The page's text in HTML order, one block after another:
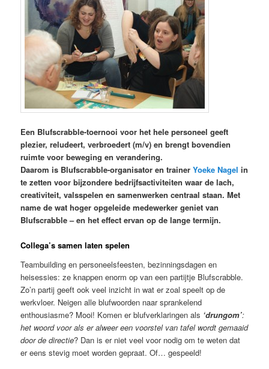
Een Blufscrabble-toernooi voor het hele personeel geeft
plezier, reludeert, verbroedert (m/v) en brengt bovendien
ruimte voor beweging en verandering.
Daarom is Blufscrabble-organisator en trainerYoeke Nagel in
te zetten voor bijzondere bedrijfsactiviteiten waar de lach,
creativiteit, valsspelen en samenwerken centraal staan. Met
name de wat hoger opgeleide medewerker geniet van
Blufscrabble – en het effect ervan op de lange termijn.
Collega’s samen laten spelen
Teambuilding en personeelsfeesten, bezinningsdagen en
heisessies: ze knappen enorm op van een partijtje Blufscrabble.
Zo’n partij geeft ook veel inzicht in wat er zoal speelt op de
werkvloer. Neigen alle blufwoorden naar sprankelend
enthousiasme? Mooi! Komen er blufverklaringen als ‘drungom’:
het woord voor als er alweer een voorstel van tafel wordt gemaaid
door de directie? Dan is er niet veel voor nodig om te weten dat
er eens stevig moet worden gepraat. Of… gespeeld!